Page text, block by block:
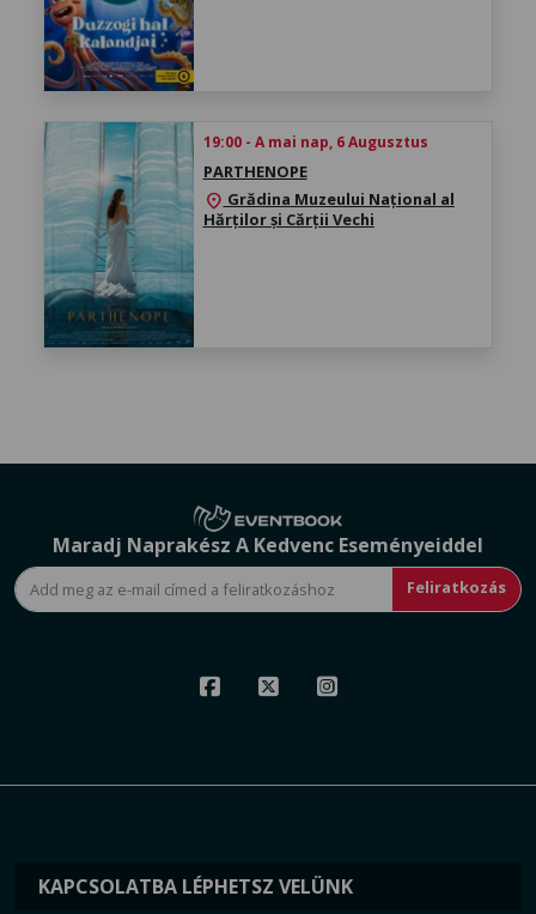
19:00 - A mai nap, 6 Augusztus
PARTHENOPE
location_on Grădina Muzeului Național al
Hărților și Cărții Vechi
Maradj Naprakész A Kedvenc Eseményeiddel
Feliratkozás
KAPCSOLATBA LÉPHETSZ VELÜNK